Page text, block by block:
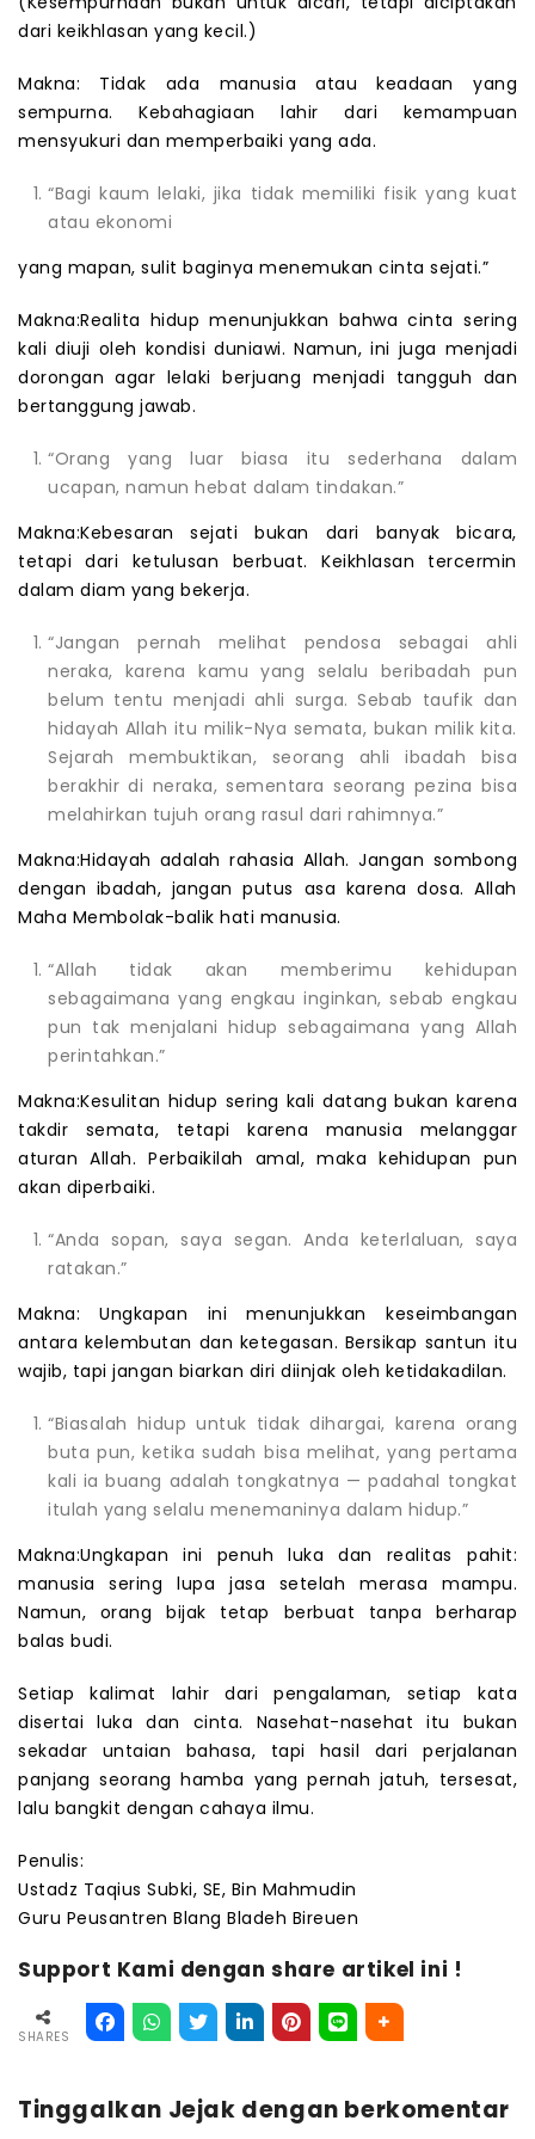
dari keikhlasan yang kecil.)
Makna: Tidak ada manusia atau keadaan yang
sempurna. Kebahagiaan lahir dari kemampuan
mensyukuri dan memperbaiki yang ada.
“Bagi kaum lelaki, jika tidak memiliki fisik yang kuat
atau ekonomi
yang mapan, sulit baginya menemukan cinta sejati.”
Makna:Realita hidup menunjukkan bahwa cinta sering
kali diuji oleh kondisi duniawi. Namun, ini juga menjadi
dorongan agar lelaki berjuang menjadi tangguh dan
bertanggung jawab.
“Orang yang luar biasa itu sederhana dalam
ucapan, namun hebat dalam tindakan.”
Makna:Kebesaran sejati bukan dari banyak bicara,
tetapi dari ketulusan berbuat. Keikhlasan tercermin
dalam diam yang bekerja.
“Jangan pernah melihat pendosa sebagai ahli
neraka, karena kamu yang selalu beribadah pun
belum tentu menjadi ahli surga. Sebab taufik dan
hidayah Allah itu milik-Nya semata, bukan milik kita.
Sejarah membuktikan, seorang ahli ibadah bisa
berakhir di neraka, sementara seorang pezina bisa
melahirkan tujuh orang rasul dari rahimnya.”
Makna:Hidayah adalah rahasia Allah. Jangan sombong
dengan ibadah, jangan putus asa karena dosa. Allah
Maha Membolak-balik hati manusia.
“Allah tidak akan memberimu kehidupan
sebagaimana yang engkau inginkan, sebab engkau
pun tak menjalani hidup sebagaimana yang Allah
perintahkan.”
Makna:Kesulitan hidup sering kali datang bukan karena
takdir semata, tetapi karena manusia melanggar
aturan Allah. Perbaikilah amal, maka kehidupan pun
akan diperbaiki.
“Anda sopan, saya segan. Anda keterlaluan, saya
ratakan.”
Makna: Ungkapan ini menunjukkan keseimbangan
antara kelembutan dan ketegasan. Bersikap santun itu
wajib, tapi jangan biarkan diri diinjak oleh ketidakadilan.
“Biasalah hidup untuk tidak dihargai, karena orang
buta pun, ketika sudah bisa melihat, yang pertama
kali ia buang adalah tongkatnya — padahal tongkat
itulah yang selalu menemaninya dalam hidup.”
Makna:Ungkapan ini penuh luka dan realitas pahit:
manusia sering lupa jasa setelah merasa mampu.
Namun, orang bijak tetap berbuat tanpa berharap
balas budi.
Setiap kalimat lahir dari pengalaman, setiap kata
disertai luka dan cinta. Nasehat-nasehat itu bukan
sekadar untaian bahasa, tapi hasil dari perjalanan
panjang seorang hamba yang pernah jatuh, tersesat,
lalu bangkit dengan cahaya ilmu.
Penulis:
Ustadz Taqius Subki, SE, Bin Mahmudin
Guru Peusantren Blang Bladeh Bireuen
Support Kami dengan share artikel ini !
SHARES
Tinggalkan Jejak dengan berkomentar